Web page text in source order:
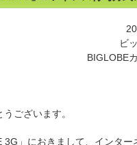
ビ
BIGLOBE
ございます。
」におきまして、インター